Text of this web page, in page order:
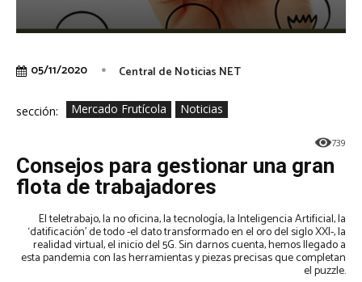
05/11/2020 Central de Noticias NET
sección: Mercado Frutícola Noticias
739
Consejos para gestionar una gran
flota de trabajadores
El teletrabajo, la no oficina, la tecnología, la Inteligencia Artificial, la
‘datificación’ de todo -el dato transformado en el oro del siglo XXI-, la
realidad virtual, el inicio del 5G. Sin darnos cuenta, hemos llegado a
esta pandemia con las herramientas y piezas precisas que completan
el puzzle.